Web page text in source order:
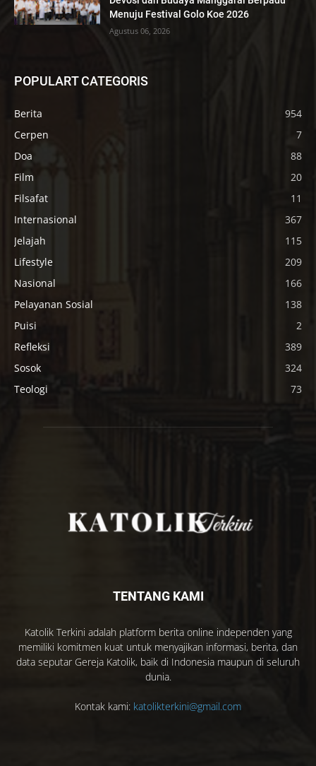
Menuju Festival Golo Koe 2026
Agustus 06, 2026
POPULART CATEGORIS
Berita
954
Cerpen
7
Doa
88
Film
20
Filsafat
11
Internasional
367
Jelajah
115
Lifestyle
209
Nasional
166
Pelayanan Sosial
138
Puisi
2
Refleksi
389
Sosok
324
Teologi
73
TENTANG KAMI
Katolik Terkini adalah platform berita online independen yang
memiliki komitmen kuat untuk menyajikan informasi, berita, dan
data seputar Gereja Katolik, baik di Indonesia maupun di seluruh
dunia.
Kontak kami: katolikterkini@gmail.com